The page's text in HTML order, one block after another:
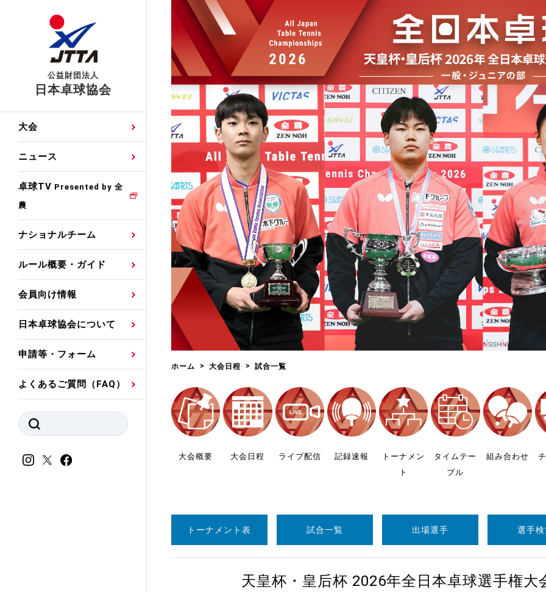
公益財団法人
日本卓球協会
大会 日程
公式記録
国内ランキング
公式大会優勝記録
ニュース
大会・試合
日本代表
特集
TV・メディア情報
お知らせ
プレスリリース
競技者(パスウェイ)・審判
その他
卓球TV Presented by 全
農
ナショナルチーム
男子ナショナルチーム選
手・候補
女子ナショナルチーム選
手・候補
男子世界ランキング
女子世界ランキング
各種選考基準
強化スタッフ
ルール概要・ガイド
卓球の基本的なルール
競技規則
観戦ガイド
卓球用語集
スポーツ栄養カルタ
会員向け情報
協会会員登録
ゼッケンについて
競技者育成事業
審判
指導者
公認資格者名簿
公認品一覧
公認メーカー一覧
委員会
指導者養成委員会
競技者育成委員会
スポーツ医・科学委員会
日本卓球協会について
卓球協会のミッション
会長あいさつ
役員委員
沿革・組織図
取り組み・活動
関連団体代表委員など
規程・お見舞い制度
ハンドブックデータ
事業計画・事業報告
財務諸表等
JTTAスポーツ団体ガバナ
ンスコード
申請等・フォーム
国際交流届申込みフォーム
国際大会自主参加申請
競技ウエア広告申請
競技ウエアチーム名申請
日本卓球ルールのお問い合
わせ
審判員ネームプレート制作
申込
よくあるご質問（FAQ）
ホーム 大会日程 試合一覧
大会概要 大会日程 ライブ配信 記録速報
トーナメン
ト
タイムテー
ブル
組み合わせ
トーナメント表 試合一覧 出場選手 選手検
天皇杯・皇后杯 2026年全日本卓球選手権大